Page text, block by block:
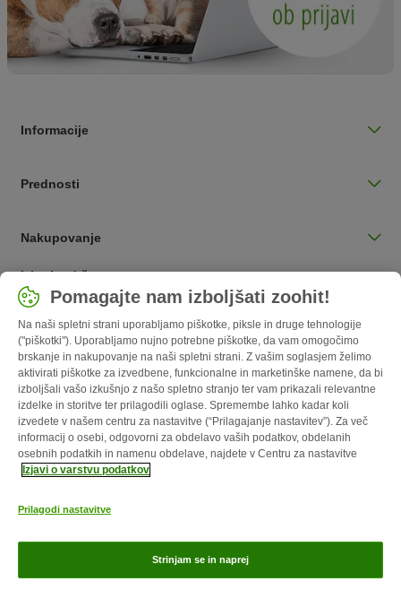
Informacije
Prednosti
Nakupovanje
Izberite državo
Slovenija / SI
Follow zooplus
Odstopni obrazec
Odpadki in predpisi glede varovanja okolja
Stroški pošiljanja in čas dostave
Načini plačila
Pomagajte nam izboljšati zoohit!
Na naši spletni strani uporabljamo piškotke, piksle in druge tehnologije
("piškotki"). Uporabljamo nujno potrebne piškotke, da vam omogočimo
brskanje in nakupovanje na naši spletni strani. Z vašim soglasjem želimo
aktivirati piškotke za izvedbene, funkcionalne in marketinške namene, da bi
izboljšali vašo izkušnjo z našo spletno stranjo ter vam prikazali relevantne
izdelke in storitve ter prilagodili oglase. Spremembe lahko kadar koli
izvedete v našem centru za nastavitve (“Prilagajanje nastavitev”). Za več
informacij o osebi, odgovorni za obdelavo vaših podatkov, obdelanih
osebnih podatkih in namenu obdelave, najdete v Centru za nastavitve
Izjavi o varstvu podatkov
Prilagodi nastavitve
Strinjam se in naprej